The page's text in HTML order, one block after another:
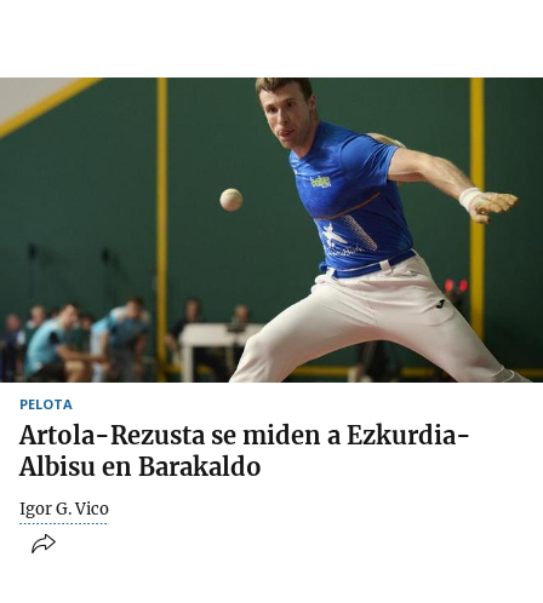
PELOTA
Artola-Rezusta se miden a Ezkurdia-
Albisu en Barakaldo
Igor G. Vico